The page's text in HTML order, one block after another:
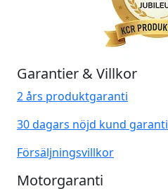
Garantier & Villkor
2 års produktgaranti
30 dagars nöjd kund garanti
Försäljningsvillkor
Motorgaranti